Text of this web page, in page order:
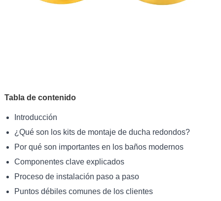
Tabla de contenido
Introducción
¿Qué son los kits de montaje de ducha redondos?
Por qué son importantes en los baños modernos
Componentes clave explicados
Proceso de instalación paso a paso
Puntos débiles comunes de los clientes